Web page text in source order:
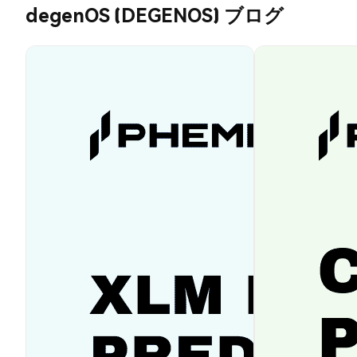
degenOS (DEGENOS) ブログ